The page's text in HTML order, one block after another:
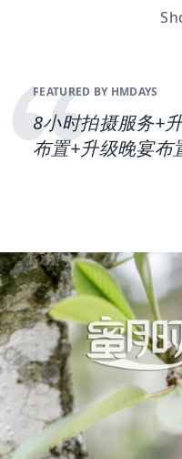
FEATURED BY HMDAYS
8小时拍摄服务+
布置+升级晚宴布